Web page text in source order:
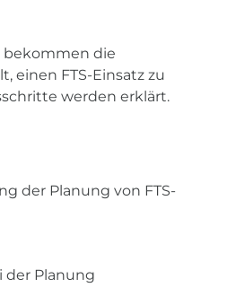
bekommen die
einen FTS-Einsatz zu
werden erklärt.
der Planung von FTS-
Planung